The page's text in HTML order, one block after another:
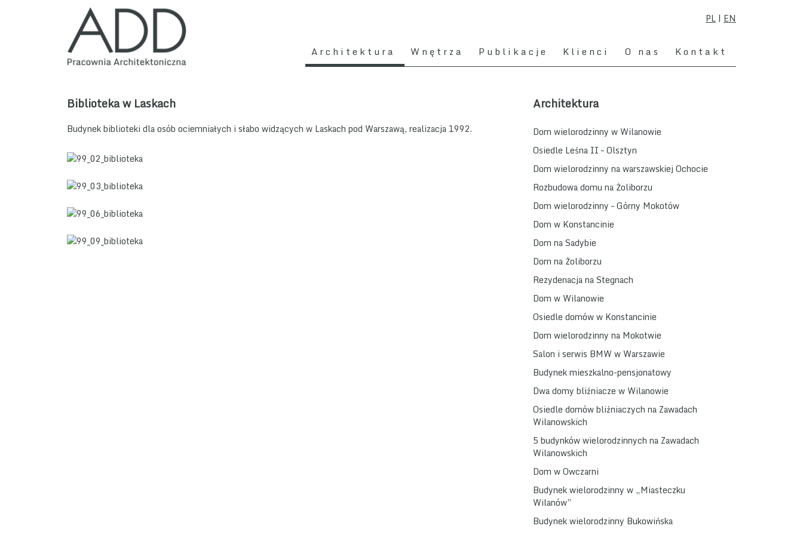
PL | EN
Architektura Wnętrza Publikacje Klienci O nas Kontakt
Biblioteka w Laskach
Budynek biblioteki dla osób ociemniałych i słabo widzących w Laskach pod Warszawą, realizacja 1992.
Architektura
Dom wielorodzinny w Wilanowie
Osiedle Leśna II – Olsztyn
Dom wielorodzinny na warszawskiej Ochocie
Rozbudowa domu na Żoliborzu
Dom wielorodzinny – Górny Mokotów
Dom w Konstancinie
Dom na Sadybie
Dom na Żoliborzu
Rezydenacja na Stegnach
Dom w Wilanowie
Osiedle domów w Konstancinie
Dom wielorodzinny na Mokotwie
Salon i serwis BMW w Warszawie
Budynek mieszkalno-pensjonatowy
Dwa domy bliźniacze w Wilanowie
Osiedle domów bliźniaczych na Zawadach
Wilanowskich
5 budynków wielorodzinnych na Zawadach
Wilanowskich
Dom w Owczarni
Budynek wielorodzinny w „Miasteczku
Wilanów”
Budynek wielorodzinny Bukowińska